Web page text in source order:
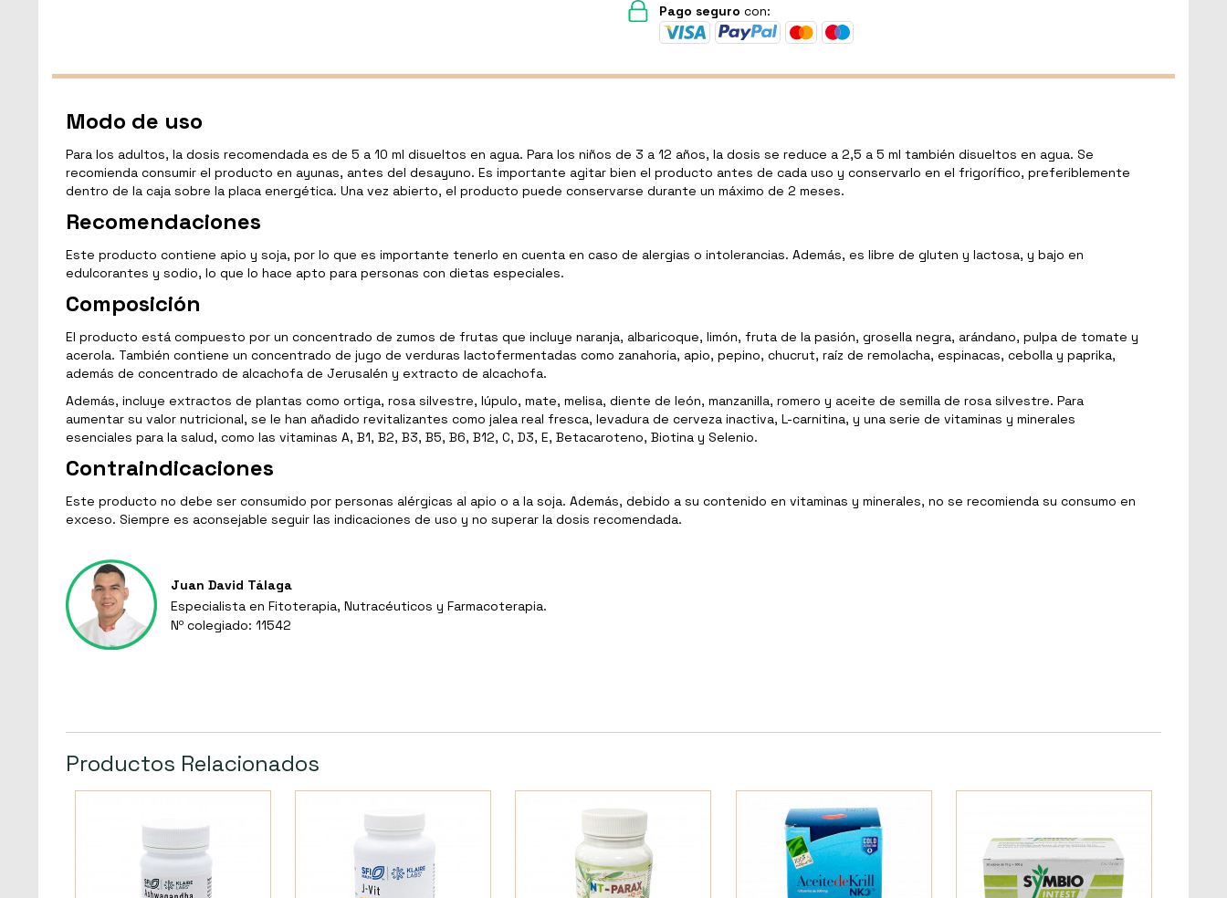
Pago seguro con:
Modo de uso
Para los adultos, la dosis recomendada es de 5 a 10 ml disueltos en agua. Para los niños de 3 a 12 años, la dosis se reduce a 2,5 a 5 ml también disueltos en agua. Se
recomienda consumir el producto en ayunas, antes del desayuno. Es importante agitar bien el producto antes de cada uso y conservarlo en el frigorífico, preferiblemente
dentro de la caja sobre la placa energética. Una vez abierto, el producto puede conservarse durante un máximo de 2 meses.
Recomendaciones
Este producto contiene apio y soja, por lo que es importante tenerlo en cuenta en caso de alergias o intolerancias. Además, es libre de gluten y lactosa, y bajo en
edulcorantes y sodio, lo que lo hace apto para personas con dietas especiales.
Composición
El producto está compuesto por un concentrado de zumos de frutas que incluye naranja, albaricoque, limón, fruta de la pasión, grosella negra, arándano, pulpa de tomate y
acerola. También contiene un concentrado de jugo de verduras lactofermentadas como zanahoria, apio, pepino, chucrut, raíz de remolacha, espinacas, cebolla y paprika,
además de concentrado de alcachofa de Jerusalén y extracto de alcachofa.
Además, incluye extractos de plantas como ortiga, rosa silvestre, lúpulo, mate, melisa, diente de león, manzanilla, romero y aceite de semilla de rosa silvestre. Para
aumentar su valor nutricional, se le han añadido revitalizantes como jalea real fresca, levadura de cerveza inactiva, L-carnitina, y una serie de vitaminas y minerales
esenciales para la salud, como las vitaminas A, B1, B2, B3, B5, B6, B12, C, D3, E, Betacaroteno, Biotina y Selenio.
Contraindicaciones
Este producto no debe ser consumido por personas alérgicas al apio o a la soja. Además, debido a su contenido en vitaminas y minerales, no se recomienda su consumo en
exceso. Siempre es aconsejable seguir las indicaciones de uso y no superar la dosis recomendada.
Juan David Tálaga
Especialista en Fitoterapia, Nutracéuticos y Farmacoterapia.
Nº colegiado: 11542
Productos Relacionados